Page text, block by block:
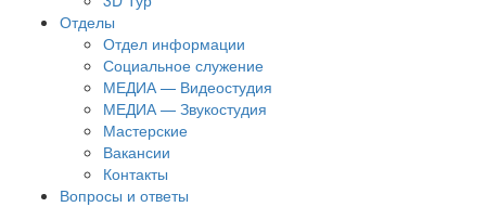
Отделы
Отдел информации
Социальное служение
МЕДИА — Видеостудия
МЕДИА — Звукостудия
Мастерские
Вакансии
Контакты
Вопросы и ответы